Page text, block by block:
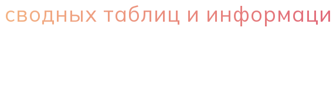
сводных таблиц и